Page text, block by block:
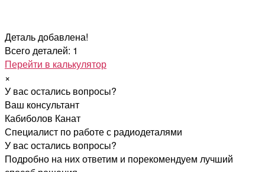
Деталь добавлена!
Всего деталей: 1
Перейти в калькулятор
×
У вас остались вопросы?
Ваш консультант
Кабиболов Канат
Специалист по работе с радиодеталями
У вас остались вопросы?
Подробно на них ответим и порекомендуем лучший